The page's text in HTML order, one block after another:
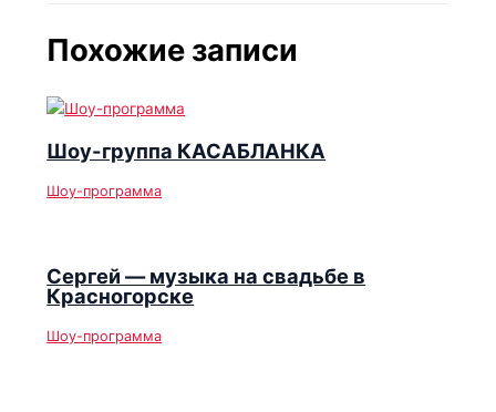
Похожие записи
Шоу-группа КАСАБЛАНКА
Шоу-программа
Сергей — музыка на свадьбе в
Красногорске
Шоу-программа